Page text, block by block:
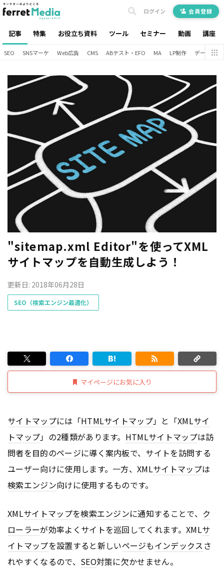
記事 特集 お役立ち資料 ツール セミナー 動画 講座
ログイン 会員登録
SEO SNSマーケ Web広告 CMS ABテスト・EFO MA LP制作 データ分析
"sitemap.xml Editor"を使ってXML
サイトマップを自動生成しよう！
更新日: 2018年06月28日
SEO（検索エンジン最適化）
マイページにお気に入り
サイトマップには「HTMLサイトマップ」と「XMLサイ
トマップ」の2種類があります。 HTMLサイトマップは訪
問者を目的のページに導く案内板で、サイトを訪問する
ユーザー向けに使用します。一方、XMLサイトマップは
検索エンジン向けに使用するものです。
XMLサイトマップを検索エンジンに通知することで、 ク
ローラーが効率よくサイトを巡回してくれます。XMLサ
イトマップを設置すると新しいページもインデックスさ
れやすくなるので、 SEO対策に欠かせません。